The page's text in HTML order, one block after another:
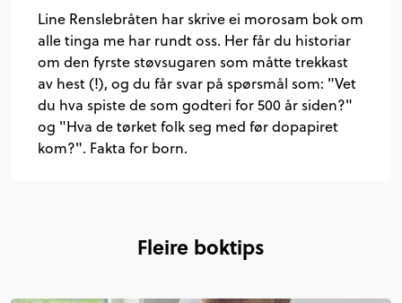
Line Renslebråten har skrive ei morosam bok om
alle tinga me har rundt oss. Her får du historiar
om den fyrste støvsugaren som måtte trekkast
av hest (!), og du får svar på spørsmål som: "Vet
du hva spiste de som godteri for 500 år siden?"
og "Hva de tørket folk seg med før dopapiret
kom?". Fakta for born.
Fleire boktips